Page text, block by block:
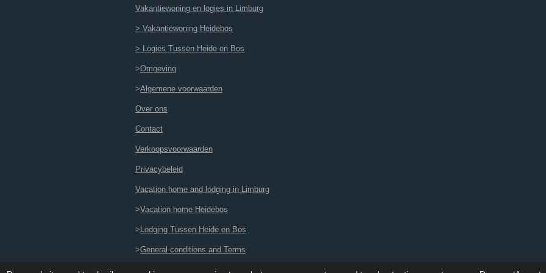
Vakantiewoning en logies in Limburg
> Vakantiewoning Heidebos
> Logies Tussen Heide en Bos
>Omgeving
>Algemene voorwaarden
Over ons
Contact
Verkoopsvoorwaarden
Privacybeleid
Vacation home and lodging in Limburg
>Vacation home Heidebos
> Lodging Tussen Heide en Bos
>General conditions and Terms